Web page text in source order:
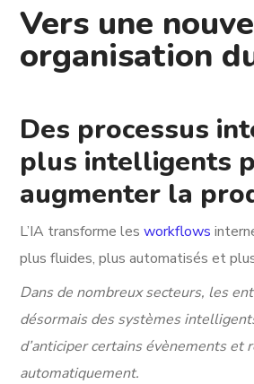
Vers une
organisation
Des processus
plus intelligents
augmenter la
L’IA transforme lesworkflows
plus fluides, plus automatisés et
Dans de nombreux secteurs, les
désormais des systèmes
d’anticiper certains évènements et
automatiquement.